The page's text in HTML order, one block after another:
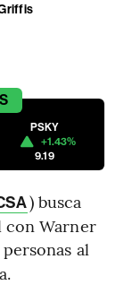
PSKY
+1.43%
9.19
) busca
con Warner
al